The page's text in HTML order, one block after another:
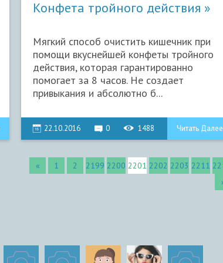
​Конфета тройного действия
Мягкий способ очистить кишечник при
помощи вкуснейшей конфеты тройного
действия, которая гарантированно
помогает за 8 часов. Не создает
привыкания и абсолютно б...
22.10.2016 0 1488 Читать Далее
« 1 2 2199 2200 2201 2202 2203 2211